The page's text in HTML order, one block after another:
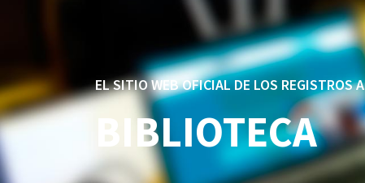
EL SITIO WEB OFICIAL DE LOS REGISTROS
BIBLIOTECA